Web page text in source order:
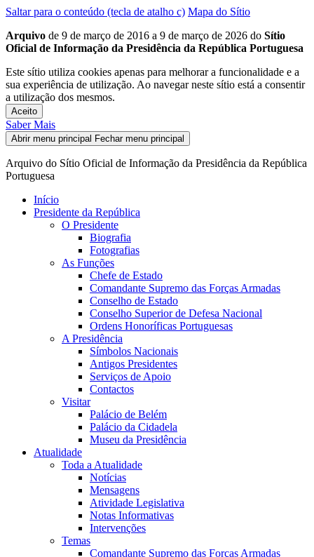
Saltar para o conteúdo (tecla de atalho c) Mapa do Sítio
Arquivo de 9 de março de 2016 a 9 de março de 2026 do Sítio
Oficial de Informação da Presidência da República Portuguesa
Este sítio utiliza cookies apenas para melhorar a funcionalidade e a
sua experiência de utilização. Ao navegar neste sítio está a consentir
a utilização dos mesmos.
Aceito
Saber Mais
Abrir menu principal Fechar menu principal
Arquivo do Sítio Oficial de Informação da Presidência da República
Portuguesa
Início
Presidente da República
O Presidente
Biografia
Fotografias
As Funções
Chefe de Estado
Comandante Supremo das Forças Armadas
Conselho de Estado
Conselho Superior de Defesa Nacional
Ordens Honoríficas Portuguesas
A Presidência
Símbolos Nacionais
Antigos Presidentes
Serviços de Apoio
Contactos
Visitar
Palácio de Belém
Palácio da Cidadela
Museu da Presidência
Atualidade
Toda a Atualidade
Notícias
Mensagens
Atividade Legislativa
Notas Informativas
Intervenções
Temas
Comandante Supremo das Forças Armadas